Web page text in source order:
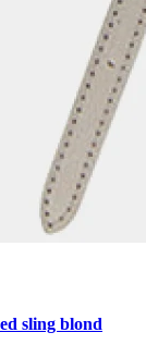
sling blond